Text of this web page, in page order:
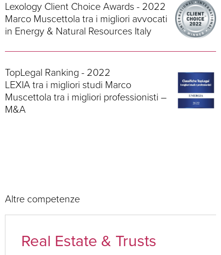
Lexology Client Choice Awards - 2022
Marco Muscettola tra i migliori avvocati
in Energy & Natural Resources Italy
TopLegal Ranking - 2022
LEXIA tra i migliori studi Marco
Muscettola tra i migliori professionisti –
M&A
Altre competenze
Real Estate & Trusts